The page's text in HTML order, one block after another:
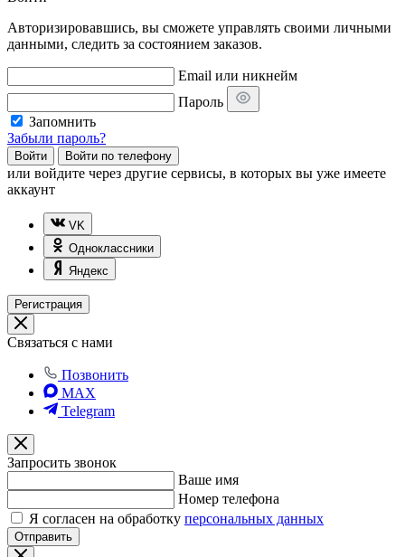
Авторизировавшись, вы сможете управлять своими личными
данными, следить за состоянием заказов.
Email или никнейм
Пароль
Запомнить
Забыли пароль?
Войти Войти по телефону
или войдите через другие сервисы, в которых вы уже имеете
аккаунт
VK
Одноклассники
Яндекс
Регистрация
Связаться с нами
Позвонить
MAX
Telegram
Запросить звонок
Ваше имя
Номер телефона
Я согласен на обработку персональных данных
Отправить